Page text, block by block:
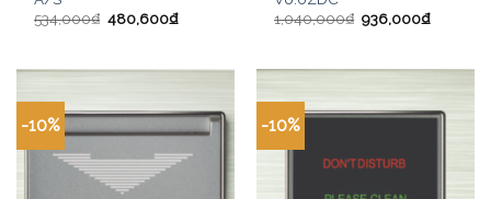
534,000₫ 480,600₫
1,040,000₫ 936,000₫
-10% -10%